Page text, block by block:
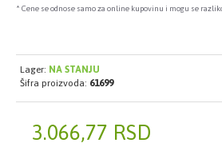
* Cene se odnose samo za online kupovinu i mogu se
3.066,77 RSD
Lager: NA STANJU
Šifra proizvoda: 61699